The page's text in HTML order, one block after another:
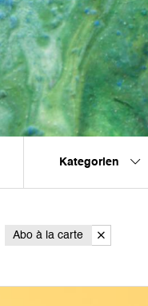
Kategorien
Abo à la carte